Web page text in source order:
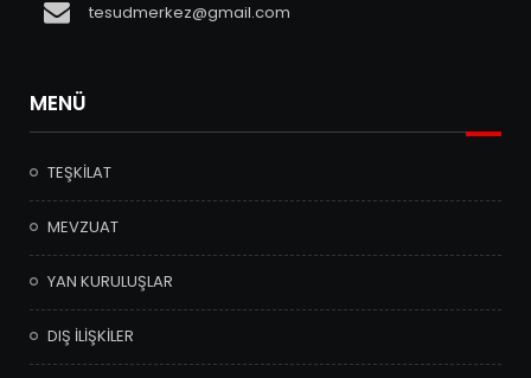
tesudmerkez@gmail.com
MENÜ
TEŞKİLAT
MEVZUAT
YAN KURULUŞLAR
DIŞ İLİŞKİLER